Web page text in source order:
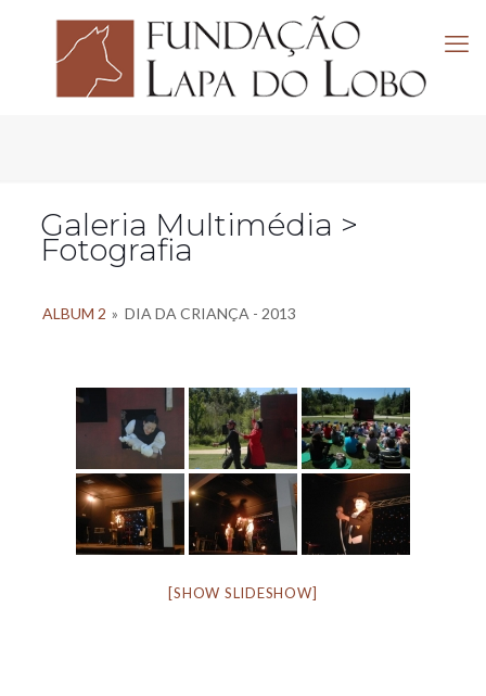
Galeria Multimédia >
Fotografia
ALBUM 2 » DIA DA CRIANÇA - 2013
[SHOW SLIDESHOW]